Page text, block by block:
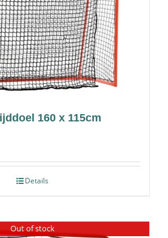
Contact
160 x 115cm
Details
Out of stock